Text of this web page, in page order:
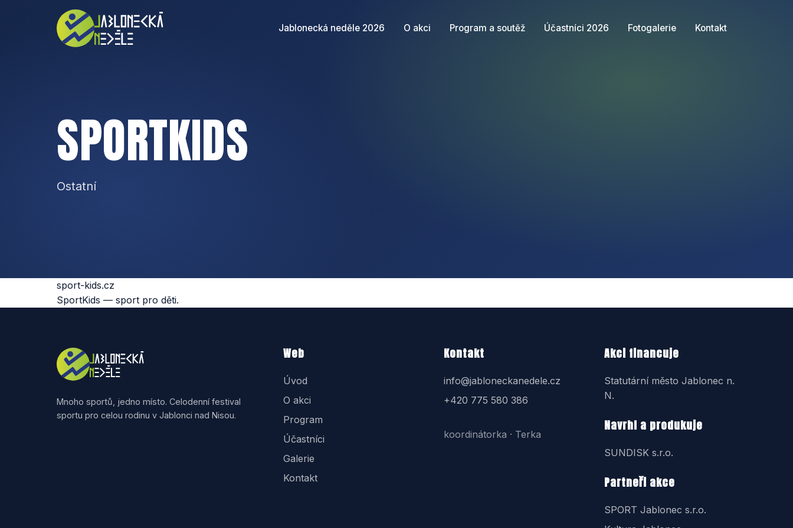
Jablonecká neděle 2026 O akci Program a soutěž Účastníci 2026 Fotogalerie Kontakt
SPORTKIDS
Ostatní
sport-kids.cz
SportKids — sport pro děti.
Mnoho sportů, jedno místo. Celodenní festival
sportu pro celou rodinu v Jablonci nad Nisou.
Web
Úvod
O akci
Program
Účastníci
Galerie
Kontakt
Kontakt
info@jabloneckanedele.cz
+420 775 580 386
koordinátorka · Terka
Akci financuje
Statutární město Jablonec n.
N.
Navrhl a produkuje
SUNDISK s.r.o.
Partneři akce
SPORT Jablonec s.r.o.